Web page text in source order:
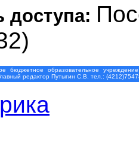
доступа:
бюджетное образовательное
редактор Путыгин С.В. тел.: